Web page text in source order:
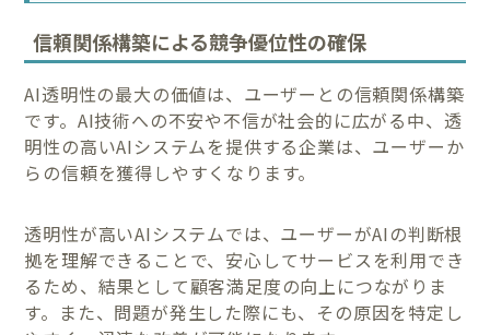
信頼関係構築による競争優位性の確保
AI透明性の最大の価値は、ユーザーとの信頼関係構築
です。AI技術への不安や不信が社会的に広がる中、透
明性の高いAIシステムを提供する企業は、ユーザーか
らの信頼を獲得しやすくなります。
透明性が高いAIシステムでは、ユーザーがAIの判断根
拠を理解できることで、安心してサービスを利用でき
るため、結果として顧客満足度の向上につながりま
す。また、問題が発生した際にも、その原因を特定し